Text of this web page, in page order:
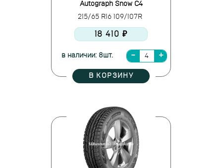
Autograph Snow C4
215/65 R16 109/107R
18 410 ₽
в наличии: 8шт.
В КОРЗИНУ